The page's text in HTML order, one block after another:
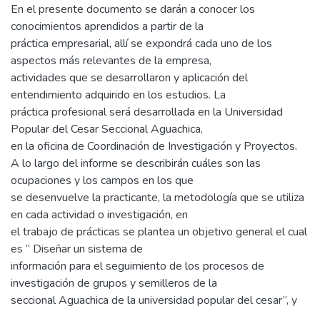
En el presente documento se darán a conocer los
conocimientos aprendidos a partir de la
práctica empresarial, allí se expondrá cada uno de los
aspectos más relevantes de la empresa,
actividades que se desarrollaron y aplicación del
entendimiento adquirido en los estudios. La
práctica profesional será desarrollada en la Universidad
Popular del Cesar Seccional Aguachica,
en la oficina de Coordinación de Investigación y Proyectos.
A lo largo del informe se describirán cuáles son las
ocupaciones y los campos en los que
se desenvuelve la practicante, la metodología que se utiliza
en cada actividad o investigación, en
el trabajo de prácticas se plantea un objetivo general el cual
es “ Diseñar un sistema de
información para el seguimiento de los procesos de
investigación de grupos y semilleros de la
seccional Aguachica de la universidad popular del cesar”, y